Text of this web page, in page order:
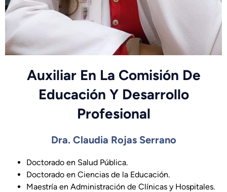
Auxiliar En La Comisión De
Educación Y Desarrollo
Profesional
Dra. Claudia Rojas Serrano
Doctorado en Salud Pública.
Doctorado en Ciencias de la Educación.
Maestría en Administración de Clínicas y Hospitales.